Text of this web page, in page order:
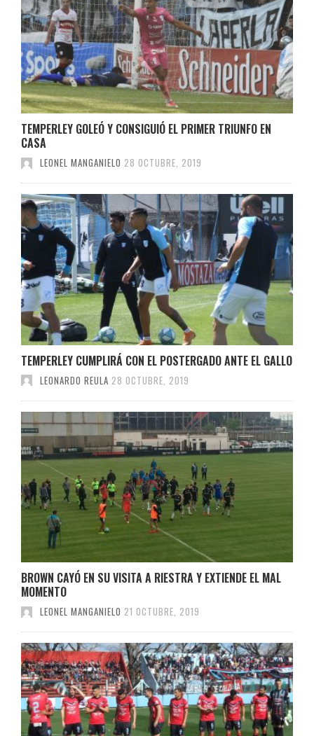
TEMPERLEY GOLEÓ Y CONSIGUIÓ EL PRIMER TRIUNFO EN
CASA
LEONEL MANGANIELO 28 OCTUBRE, 2019
TEMPERLEY CUMPLIRÁ CON EL POSTERGADO ANTE EL GALLO
LEONARDO REULA 28 OCTUBRE, 2019
BROWN CAYÓ EN SU VISITA A RIESTRA Y EXTIENDE EL MAL
MOMENTO
LEONEL MANGANIELO 21 OCTUBRE, 2019